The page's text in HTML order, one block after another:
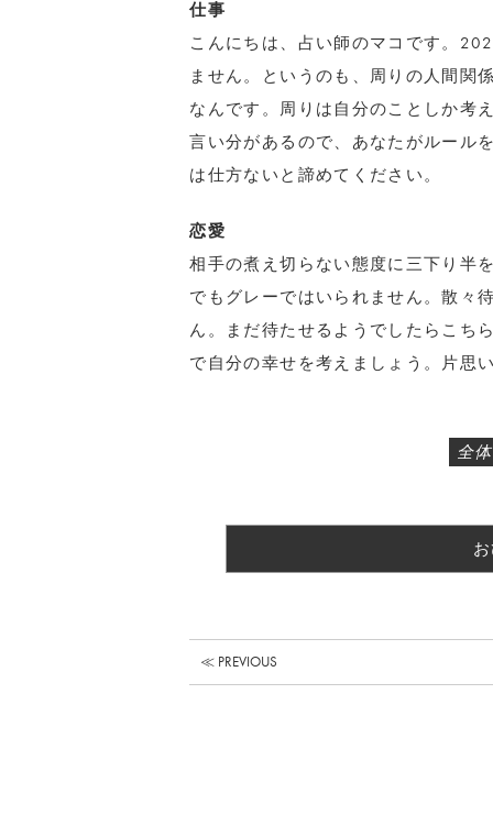
仕事
こんにちは、占い師のマコです。
ません。というのも、周りの人間関
なんです。周りは自分のことしか考
言い分があるので、あなたがルール
は仕方ないと諦めてください。
恋愛
相手の煮え切らない態度に三下り半
でもグレーではいられません。散々
ん。まだ待たせるようでしたらこち
で自分の幸せを考えましょう。片思
全
≪ PREVIOUS